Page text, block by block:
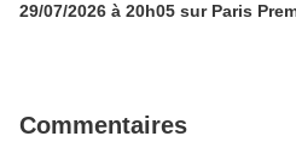
29/07/2026 à 20h05 sur Paris
Commentaires